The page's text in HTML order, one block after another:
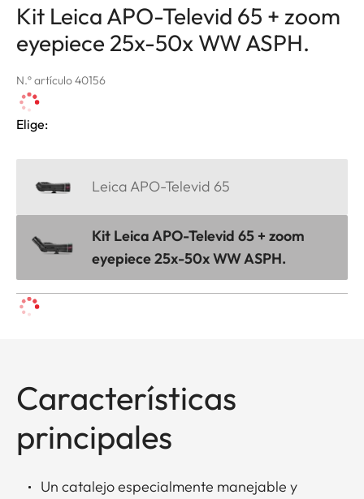
Kit Leica APO-Televid 65 + zoom
eyepiece 25x-50x WW ASPH.
N.º artículo 40156
Elige:
Leica APO-Televid 65
Kit Leica APO-Televid 65 + zoom
eyepiece 25x-50x WW ASPH.
Características
principales
Un catalejo especialmente manejable y